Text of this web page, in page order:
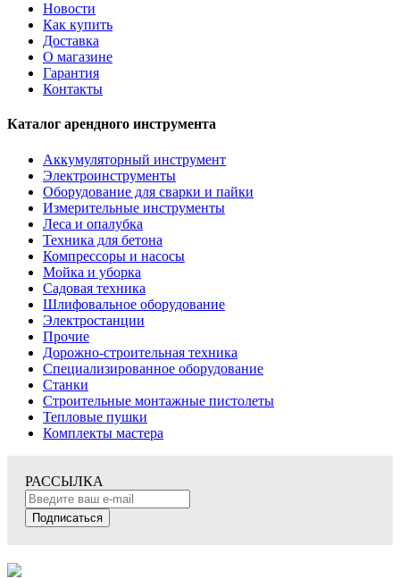
Новости
Как купить
Доставка
О магазине
Гарантия
Контакты
Каталог арендного инструмента
Аккумуляторный инструмент
Электроинструменты
Оборудование для сварки и пайки
Измерительные инструменты
Леса и опалубка
Техника для бетона
Компрессоры и насосы
Мойка и уборка
Садовая техника
Шлифовальное оборудование
Электростанции
Прочие
Дорожно-строительная техника
Специализированное оборудование
Станки
Строительные монтажные пистолеты
Тепловые пушки
Комплекты мастера
РАССЫЛКА
Подписаться